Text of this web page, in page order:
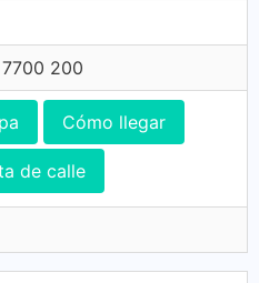
200
Cómo llegar
de calle